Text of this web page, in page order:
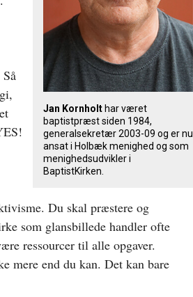
Jan Kornholthar været
baptistpræst siden 1984,
generalsekretær 2003-09 og er nu
ansat i Holbæk menighed og som
menighedsudvikler i
BaptistKirken.
Du skal præstere og
som glansbillede handler ofte
ressourcer til alle opgaver.
mere end du kan. Det kan bare